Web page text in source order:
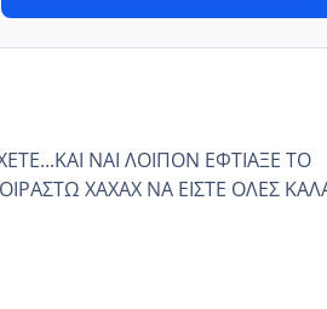
ΝΑΙ ΛΟΙΠΟΝ ΕΦΤΙΑΞΕ ΤΟ
ΧΑΧΑΧ ΝΑ ΕΙΣΤΕ ΟΛΕΣ